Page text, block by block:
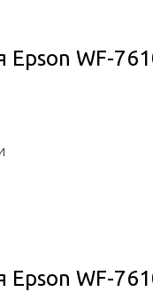
WF-
WF-